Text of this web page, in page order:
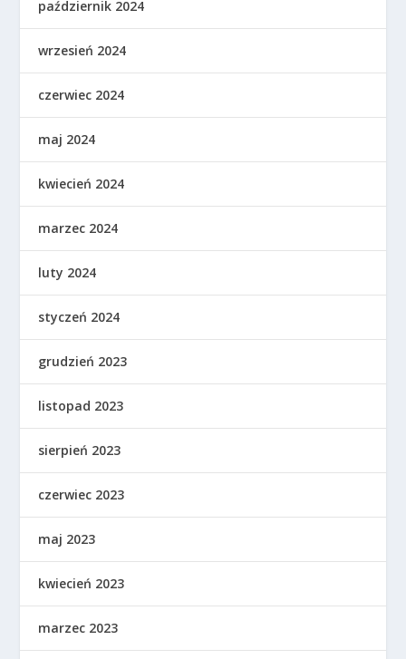
październik 2024
wrzesień 2024
czerwiec 2024
maj 2024
kwiecień 2024
marzec 2024
luty 2024
styczeń 2024
grudzień 2023
listopad 2023
sierpień 2023
czerwiec 2023
maj 2023
kwiecień 2023
marzec 2023